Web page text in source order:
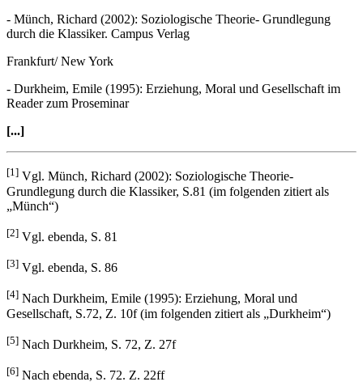
- Münch, Richard (2002): Soziologische Theorie- Grundlegung
durch die Klassiker. Campus Verlag
Frankfurt/ New York
- Durkheim, Emile (1995): Erziehung, Moral und Gesellschaft im
Reader zum Proseminar
[...]
[1] Vgl. Münch, Richard (2002): Soziologische Theorie-
Grundlegung durch die Klassiker, S.81 (im folgenden zitiert als
„Münch“)
[2] Vgl. ebenda, S. 81
[3] Vgl. ebenda, S. 86
[4] Nach Durkheim, Emile (1995): Erziehung, Moral und
Gesellschaft, S.72, Z. 10f (im folgenden zitiert als „Durkheim“)
[5] Nach Durkheim, S. 72, Z. 27f
[6] Nach ebenda, S. 72. Z. 22ff